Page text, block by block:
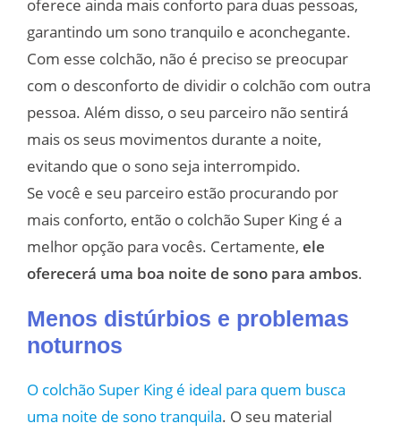
oferece ainda mais conforto para duas pessoas,
garantindo um sono tranquilo e aconchegante.
Com esse colchão, não é preciso se preocupar
com o desconforto de dividir o colchão com outra
pessoa. Além disso, o seu parceiro não sentirá
mais os seus movimentos durante a noite,
evitando que o sono seja interrompido.
Se você e seu parceiro estão procurando por
mais conforto, então o colchão Super King é a
melhor opção para vocês. Certamente, ele
oferecerá uma boa noite de sono para ambos.
Menos distúrbios e problemas
noturnos
O colchão Super King é ideal para quem busca
uma noite de sono tranquila. O seu material